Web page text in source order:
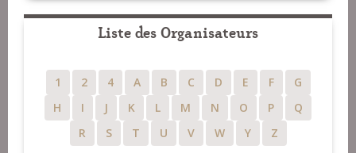
Liste des Organisateurs
1 2 4 A B C D E F
G
H
I J K L M N O P
Q
R
S T U V W Y Z